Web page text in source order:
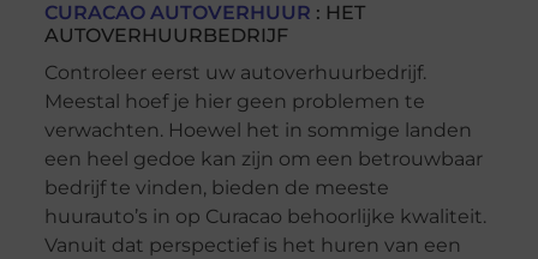
CURACAO AUTOVERHUUR : HET
AUTOVERHUURBEDRIJF
Controleer eerst uw autoverhuurbedrijf.
Meestal hoef je hier geen problemen te
verwachten. Hoewel het in sommige landen
een heel gedoe kan zijn om een betrouwbaar
bedrijf te vinden, bieden de meeste
huurauto’s in op Curacao behoorlijke kwaliteit.
Vanuit dat perspectief is het huren van een